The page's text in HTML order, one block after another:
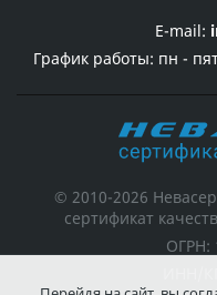
E-mail:
График работы: пн -
© 2010-2026
сертификат
ОГРН: